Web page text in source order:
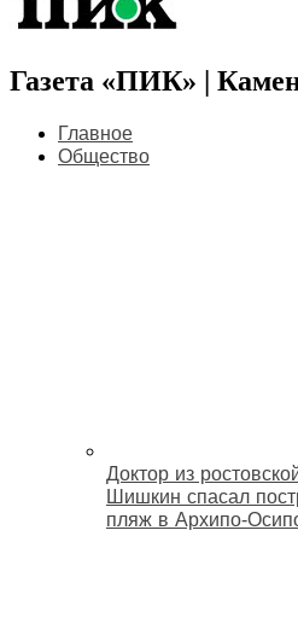
Газета «ПИК» |
Главное
Общество
Доктор из
Шишкин спасал
пляж в